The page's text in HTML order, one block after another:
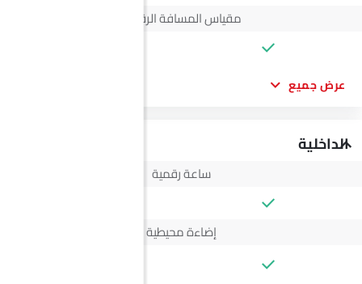
مقياس المسافة الرقمي
عرض جميع
الداخلية
ساعة رقمية
إضاءة محيطية